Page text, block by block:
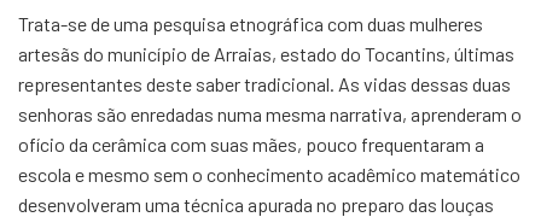
Trata-se de uma pesquisa etnográfica com duas mulheres
artesãs do município de Arraias, estado do Tocantins, últimas
representantes deste saber tradicional. As vidas dessas duas
senhoras são enredadas numa mesma narrativa, aprenderam o
ofício da cerâmica com suas mães, pouco frequentaram a
escola e mesmo sem o conhecimento acadêmico matemático
desenvolveram uma técnica apurada no preparo das louças